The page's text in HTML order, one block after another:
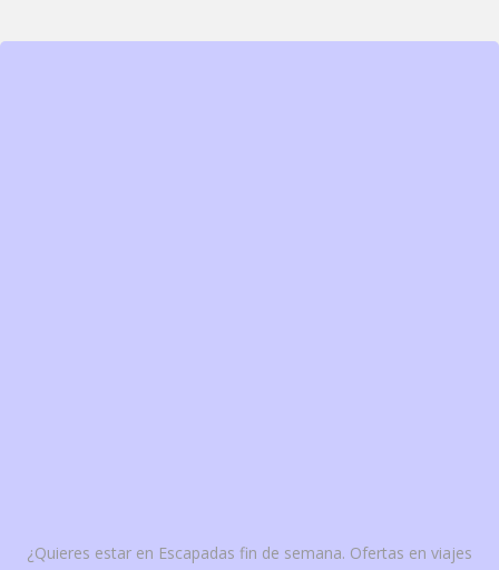
¿Quieres estar en Escapadas fin de semana. Ofertas en viajes